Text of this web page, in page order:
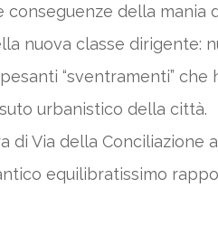
conseguenze della mania
nuova classe dirigente:
“sventramenti” che
urbanistico della
di Via della Conciliazione
equilibratissimo